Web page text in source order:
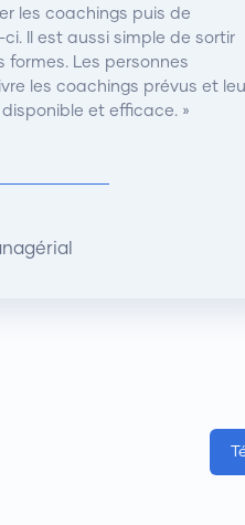
les coachings puis de
Il est aussi simple de sortir
Les personnes
les coachings prévus et
et efficace. »